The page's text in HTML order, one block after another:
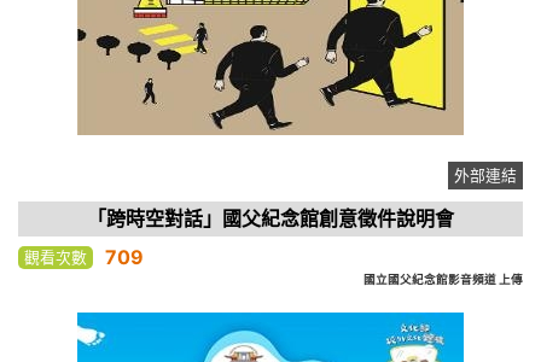
外部連結
「跨時空對話」國父紀念館創意徵件說明會
觀看次數 709
國立國父紀念館影音頻道 上傳